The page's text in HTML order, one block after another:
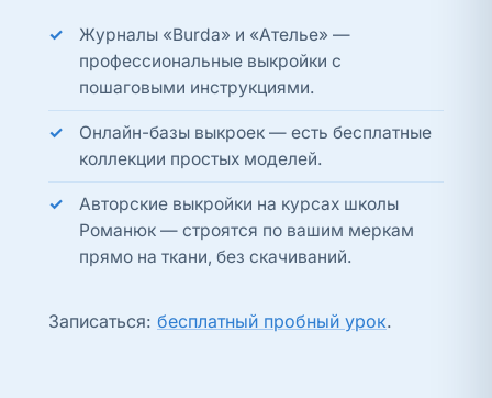
Журналы «Burda» и «Ателье» —
профессиональные выкройки с
пошаговыми инструкциями.
Онлайн-базы выкроек — есть бесплатные
коллекции простых моделей.
Авторские выкройки на курсах школы
Романюк — строятся по вашим меркам
прямо на ткани, без скачиваний.
Записаться: бесплатный пробный урок.